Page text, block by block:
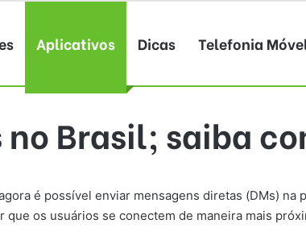
Aplicativos Dicas Telefonia
Brasil; saiba
é possível enviar mensagens diretas (DMs) na
os usuários se conectem de maneira mais